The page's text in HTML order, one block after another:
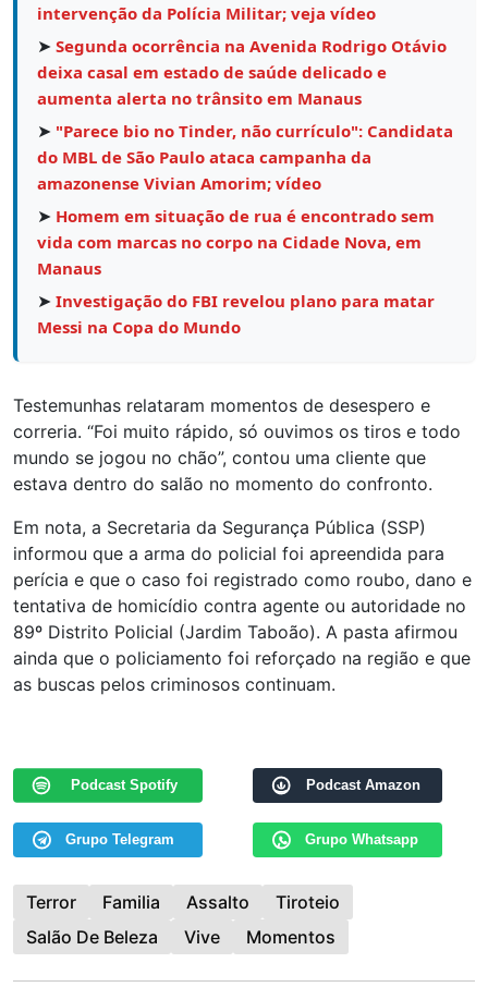
intervenção da Polícia Militar; veja vídeo
➤ Segunda ocorrência na Avenida Rodrigo Otávio
deixa casal em estado de saúde delicado e
aumenta alerta no trânsito em Manaus
➤ "Parece bio no Tinder, não currículo": Candidata
do MBL de São Paulo ataca campanha da
amazonense Vivian Amorim; vídeo
➤ Homem em situação de rua é encontrado sem
vida com marcas no corpo na Cidade Nova, em
Manaus
➤ Investigação do FBI revelou plano para matar
Messi na Copa do Mundo
Testemunhas relataram momentos de desespero e
correria. “Foi muito rápido, só ouvimos os tiros e todo
mundo se jogou no chão”, contou uma cliente que
estava dentro do salão no momento do confronto.
Em nota, a Secretaria da Segurança Pública (SSP)
informou que a arma do policial foi apreendida para
perícia e que o caso foi registrado como roubo, dano e
tentativa de homicídio contra agente ou autoridade no
89º Distrito Policial (Jardim Taboão). A pasta afirmou
ainda que o policiamento foi reforçado na região e que
as buscas pelos criminosos continuam.
Podcast Spotify Podcast Amazon
Grupo Telegram Grupo Whatsapp
Terror Familia Assalto
Tiroteio
Salão De Beleza
Vive Momentos